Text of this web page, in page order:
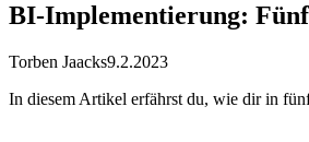
BI-Implementierung:
Torben Jaacks9.2.2023
In diesem Artikel erfährst du, wie dir in